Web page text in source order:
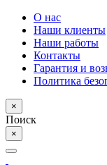
О нас
Наши клиенты
Наши работы
Контакты
Гарантия и
Политика
×
Поиск
×